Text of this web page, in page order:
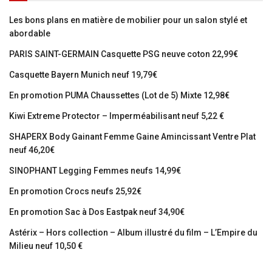
Les bons plans en matière de mobilier pour un salon stylé et
abordable
PARIS SAINT-GERMAIN Casquette PSG neuve coton 22,99€
Casquette Bayern Munich neuf 19,79€
En promotion PUMA Chaussettes (Lot de 5) Mixte 12,98€
Kiwi Extreme Protector – Imperméabilisant neuf 5,22 €
SHAPERX Body Gainant Femme Gaine Amincissant Ventre Plat
neuf 46,20€
SINOPHANT Legging Femmes neufs 14,99€
En promotion Crocs neufs 25,92€
En promotion Sac à Dos Eastpak neuf 34,90€
Astérix – Hors collection – Album illustré du film – L’Empire du
Milieu neuf 10,50 €